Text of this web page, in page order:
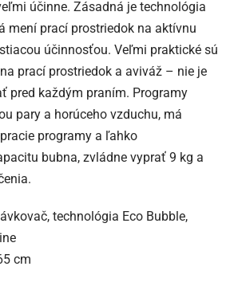
účinne. Zásadná je technológia
mení prací prostriedok na aktívnu
účinnosťou. Veľmi praktické sú
prací prostriedok a aviváž – nie je
pred každým praním. Programy
pary a horúceho vzduchu, má
programy a ľahko
bubna, zvládne vyprať 9 kg a
technológia Eco Bubble,
cm